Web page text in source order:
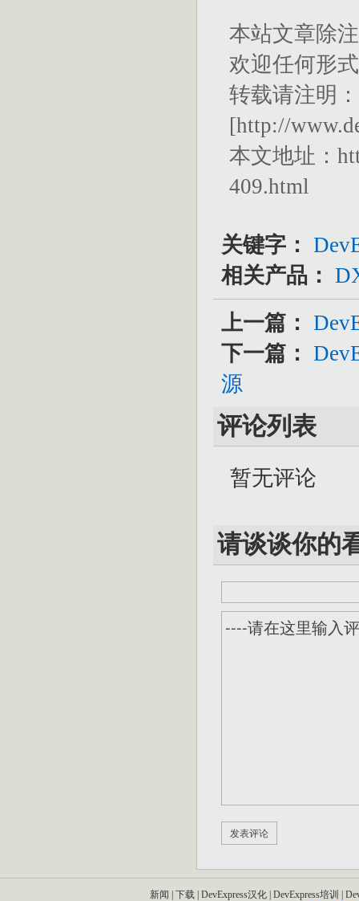
本站文章除
欢迎任何形
转载请注明
[http://
本文地址：
409.html
关键字：
相关产品：
上一篇：
下一篇：
源
评论列表
暂无评论
请谈谈你的
新闻 下载| DevExpress汉化| DevExpress培训